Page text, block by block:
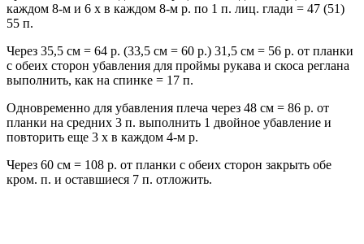
каждом 8-м и 6 х в каждом 8-м р. по 1 п. лиц. глади = 47 (51)
55 п.
Через 35,5 см = 64 р. (33,5 см = 60 р.) 31,5 см = 56 р. от планки
с обеих сторон убавления для проймы рукава и скоса реглана
выполнить, как на спинке = 17 п.
Одновременно для убавления плеча через 48 см = 86 р. от
планки на средних 3 п. выполнить 1 двойное убавление и
повторить еще 3 х в каждом 4-м р.
Через 60 см = 108 р. от планки с обеих сторон закрыть обе
кром. п. и оставшиеся 7 п. отложить.